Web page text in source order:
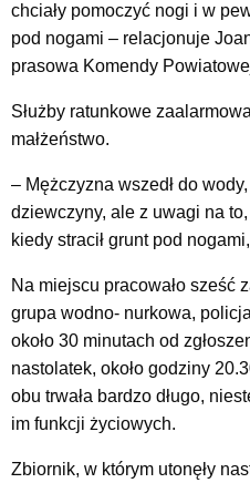
chciały pomoczyć nogi i w
pod nogami – relacjonuje
prasowa Komendy
Służby ratunkowe
małżeństwo.
– Mężczyzna wszedł do
dziewczyny, ale z uwagi na to,
kiedy stracił grunt pod
Na miejscu pracowało sześć
grupa wodno- nurkowa,
około 30 minutach od
nastolatek, około godziny
obu trwała bardzo długo,
im funkcji życiowych.
Zbiornik, w którym utonęły